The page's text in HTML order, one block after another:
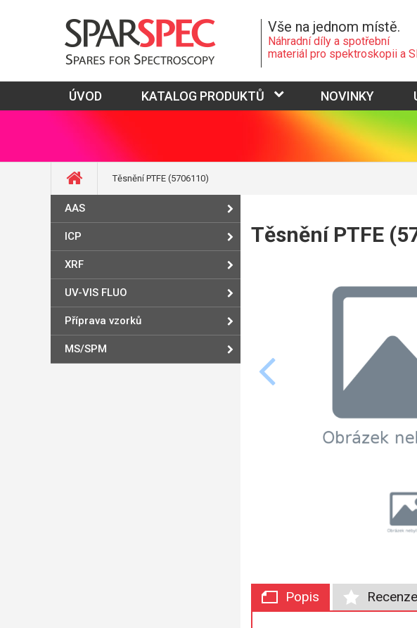
Vše na jednom místě.
Náhradní díly a spotřební
materiál pro spektroskopii a
ÚVOD KATALOG PRODUKTŮ NOVINKY
Těsnění PTFE (5706110)
AAS
ICP
XRF
UV-VIS FLUO
Příprava vzorků
MS/SPM
Těsnění PTFE
Popis Recenze